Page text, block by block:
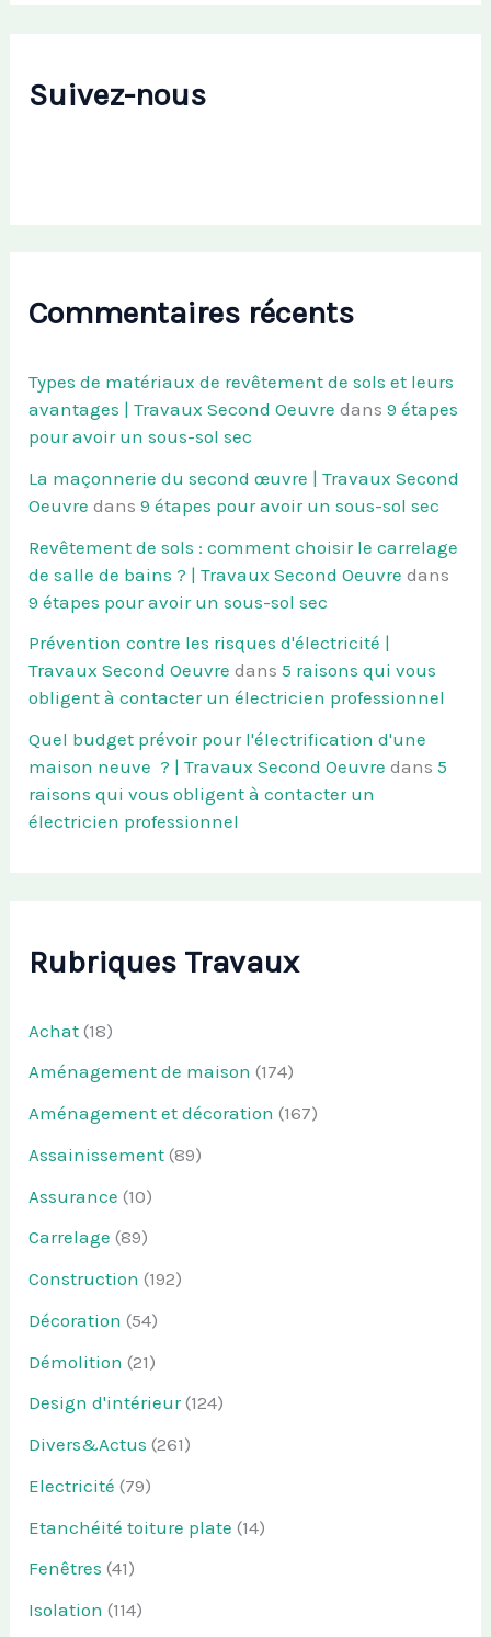
Suivez-nous
Commentaires récents
Types de matériaux de revêtement de sols et leurs
avantages | Travaux Second Oeuvre dans9 étapes
pour avoir un sous-sol sec
La maçonnerie du second œuvre | Travaux Second
Oeuvre dans9 étapes pour avoir un sous-sol sec
Revêtement de sols : comment choisir le carrelage
de salle de bains ? | Travaux Second Oeuvre dans
9 étapes pour avoir un sous-sol sec
Prévention contre les risques d'électricité |
Travaux Second Oeuvre dans5 raisons qui vous
obligent à contacter un électricien professionnel
Quel budget prévoir pour l'électrification d'une
maison neuve ? | Travaux Second Oeuvre dans5
raisons qui vous obligent à contacter un
électricien professionnel
Rubriques Travaux
Achat (18)
Aménagement de maison (174)
Aménagement et décoration (167)
Assainissement (89)
Assurance (10)
Carrelage (89)
Construction (192)
Décoration (54)
Démolition (21)
Design d'intérieur(124)
Divers&Actus (261)
Electricité (79)
Etanchéité toiture plate (14)
Fenêtres (41)
Isolation (114)